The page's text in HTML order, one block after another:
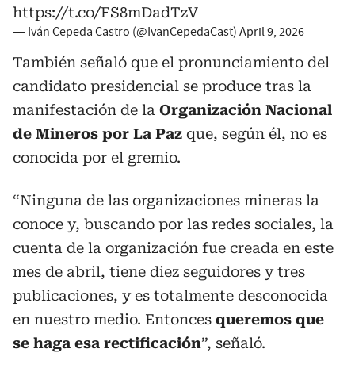
https://t.co/FS8mDadTzV
— Iván Cepeda Castro (@IvanCepedaCast) April 9, 2026
También señaló que el pronunciamiento del
candidato presidencial se produce tras la
manifestación de la Organización Nacional
de Mineros por La Paz que, según él, no es
conocida por el gremio.
“Ninguna de las organizaciones mineras la
conoce y, buscando por las redes sociales, la
cuenta de la organización fue creada en este
mes de abril, tiene diez seguidores y tres
publicaciones, y es totalmente desconocida
en nuestro medio. Entonces queremos que
se haga esa rectificación”, señaló.